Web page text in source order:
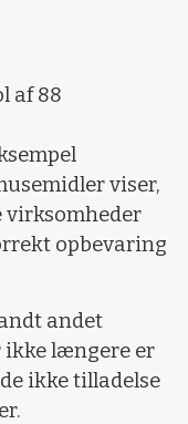
af 88
viser,
virksomheder
opbevaring
andet
ikke længere er
ikke tilladelse